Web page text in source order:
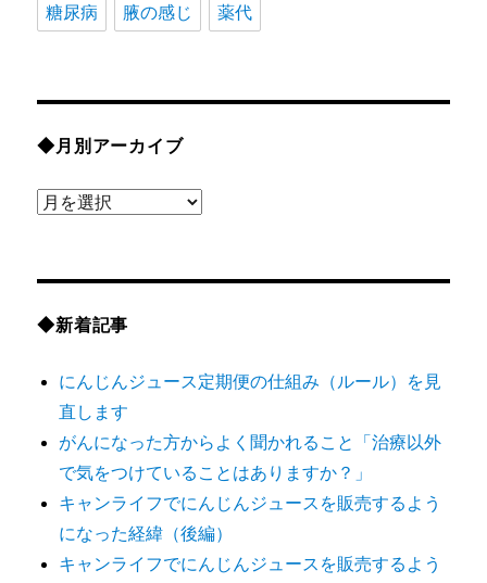
糖尿病 腋の感じ 薬代
◆月別アーカイブ
◆
ー
イ
◆新着記事
にんじんジュース定期便の仕組み（ルール）を見
直します
がんになった方からよく聞かれること「治療以外
で気をつけていることはありますか？」
キャンライフでにんじんジュースを販売するよう
になった経緯（後編）
キャンライフでにんじんジュースを販売するよう